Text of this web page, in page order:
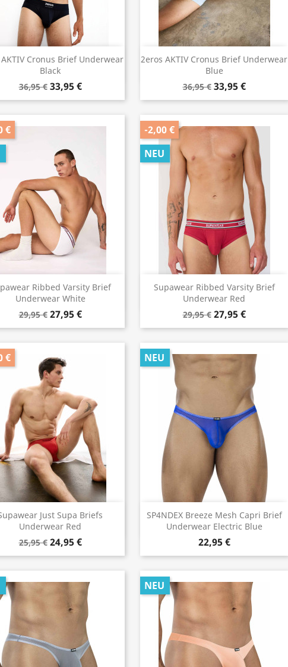
Cronus Brief Underwear
Black
36,95 € 33,95 €
Vorschau
2eros AKTIV Cronus Brief Underwear
Blue
36,95 € 33,95 €
Vorschau
Ribbed Varsity Brief
Underwear White
29,95 € 27,95 €
€
Vorschau
Supawear Ribbed Varsity Brief
Underwear Red
29,95 € 27,95 €
-2,00 €
NEU
Vorschau
Just Supa Briefs
Underwear Red
25,95 € 24,95 €
€
Vorschau
SP4NDEX Breeze Mesh Capri Brief
Underwear Electric Blue
22,95 €
NEU
Vorschau
NEU